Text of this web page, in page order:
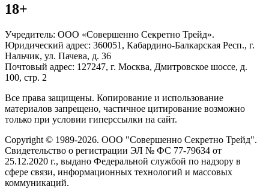
18+
Учредитель: ООО «Совершенно Секретно Трейд».
Юридический адрес: 360051, Кабардино-Балкарская Респ., г.
Нальчик, ул. Пачева, д. 36
Почтовый адрес: 127247, г. Москва, Дмитровское шоссе, д.
100, стр. 2
Все права защищены. Копирование и использование
материалов запрещено, частичное цитирование возможно
только при условии гиперссылки на сайт.
Copyright © 1989-2026. ООО "Совершенно Секретно Трейд".
Свидетельство о регистрации ЭЛ № ФС 77-79634 от
25.12.2020 г., выдано Федеральной службой по надзору в
сфере связи, информационных технологий и массовых
коммуникаций.